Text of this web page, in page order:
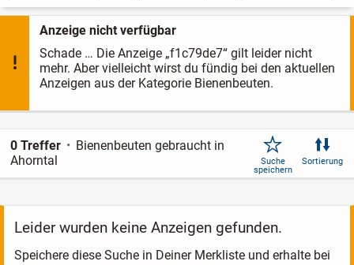
Anzeige nicht verfügbar
Schade … Die Anzeige „f1c79de7“ gilt leider nicht
mehr. Aber vielleicht wirst du fündig bei den aktuellen
Anzeigen aus der Kategorie Bienenbeuten.
0 Treffer
Bienenbeuten gebraucht in
Ahorntal
Suche
speichern
Sortierung
Leider wurden keine Anzeigen gefunden.
Speichere diese Suche in Deiner Merkliste und erhalte bei